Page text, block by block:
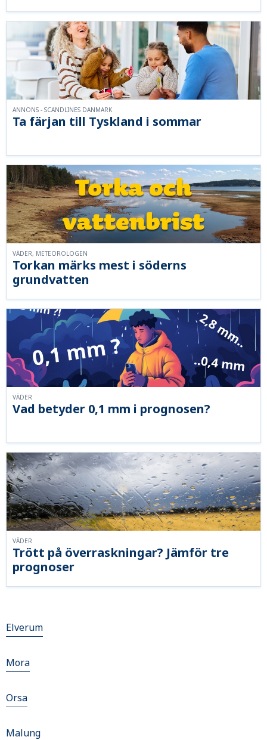
Ta färjan till Tyskland i sommar
ANNONS - SCANDLINES DANMARK
Torkan märks mest i söderns
grundvatten
VÄDER, METEOROLOGEN
Vad betyder 0,1 mm i prognosen?
VÄDER
Trött på överraskningar? Jämför tre
prognoser
VÄDER
Elverum
Mora
Orsa
Malung